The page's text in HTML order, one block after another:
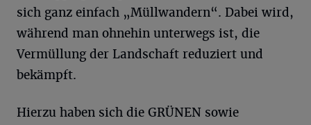
sich ganz einfach „Müllwandern“. Dabei wird,
während man ohnehin unterwegs ist, die
Vermüllung der Landschaft reduziert und
bekämpft.
Hierzu haben sich die GRÜNEN sowie